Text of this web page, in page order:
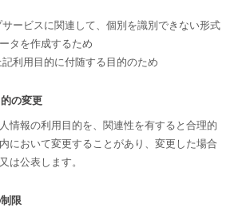
サービスに関連して、個別を識別できない形式
タを作成するため
記利用目的に付随する目的のため
の変更
情報の利用目的を、関連性を有すると合理的
において変更することがあり、変更した場合
は公表します。
限